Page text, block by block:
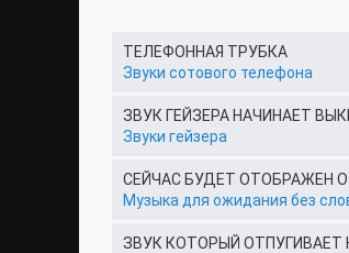
ТЕЛЕФОННАЯ ТРУБКА
Звуки сотового телефона
ЗВУК ГЕЙЗЕРА НАЧИНАЕТ
Звуки гейзера
СЕЙЧАС БУДЕТ ОТОБРАЖЕН
Музыка для ожидания без
ЗВУК КОТОРЫЙ ОТПУГИВАЕТ